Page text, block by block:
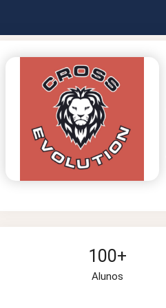
100+
Alunos